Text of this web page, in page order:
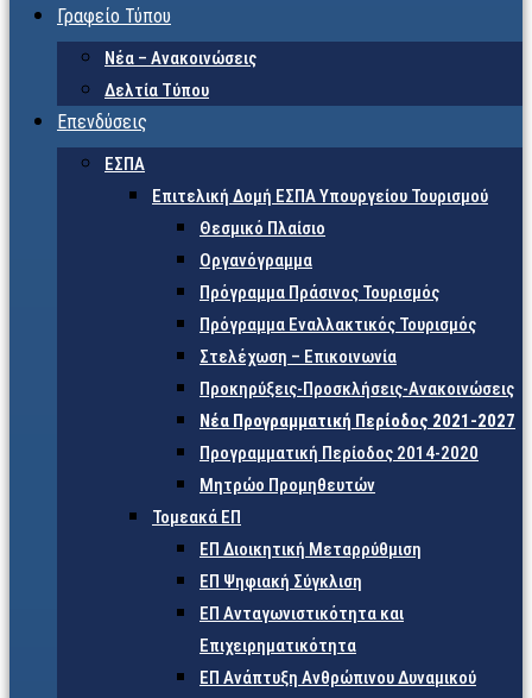
Γραφείο Τύπου
Νέα – Ανακοινώσεις
Δελτία Τύπου
Επενδύσεις
ΕΣΠΑ
Επιτελική Δομή ΕΣΠΑ Υπουργείου Τουρισμού
Θεσμικό Πλαίσιο
Οργανόγραμμα
Πρόγραμμα Πράσινος Τουρισμός
Πρόγραμμα Εναλλακτικός Τουρισμός
Στελέχωση – Επικοινωνία
Προκηρύξεις-Προσκλήσεις-Ανακοινώσεις
Νέα Προγραμματική Περίοδος 2021-2027
Προγραμματική Περίοδος 2014-2020
Μητρώο Προμηθευτών
Τομεακά ΕΠ
ΕΠ Διοικητική Μεταρρύθμιση
ΕΠ Ψηφιακή Σύγκλιση
ΕΠ Ανταγωνιστικότητα και
Επιχειρηματικότητα
ΕΠ Ανάπτυξη Ανθρώπινου Δυναμικού